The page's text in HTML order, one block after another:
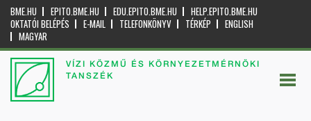
BME.HU EPITO.BME.HU EDU.EPITO.BME.HU
HELP.EPITO.BME.HU
OKTATÓI BELÉPÉS
E-MAIL TELEFONKÖNYV TÉRKÉP
ENGLISH
MAGYAR
VÍZI KÖZMŰ ÉS KÖRNYEZETMÉRNÖKI
TANSZÉK